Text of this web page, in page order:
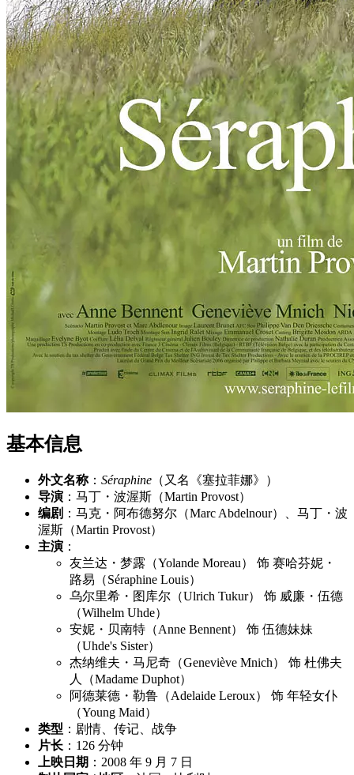
基本信息
外文名称： Séraphine （又名《塞拉菲娜》）
导演 ：马丁・波渥斯（Martin Provost）
编剧 ：马克・阿布德努尔（Marc Abdelnour）、马丁・波
渥斯（Martin Provost）
主演 ：
友兰达・梦露（Yolande Moreau） 饰 赛哈芬妮・
路易（Séraphine Louis）
乌尔里希・图库尔（Ulrich Tukur） 饰 威廉・伍德
（Wilhelm Uhde）
安妮・贝南特（Anne Bennent） 饰 伍德妹妹
（Uhde's Sister）
杰纳维夫・马尼奇（Geneviève Mnich） 饰 杜佛夫
人（Madame Duphot）
阿德莱德・勒鲁（Adelaide Leroux） 饰 年轻女仆
（Young Maid）
类型 ：剧情、传记、战争
片长 ：126 分钟
上映日期 ：2008 年 9 月 7 日